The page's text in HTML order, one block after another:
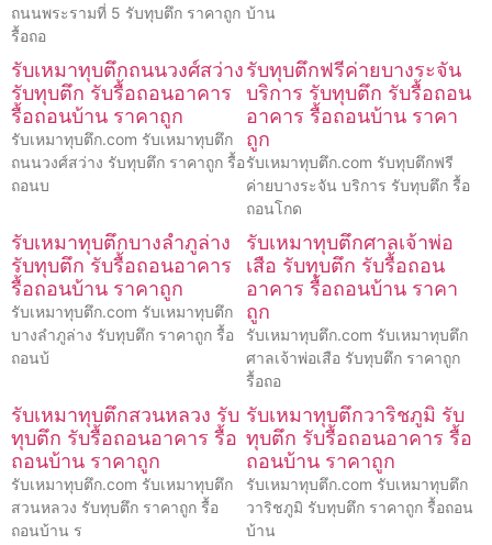
ถนนพระรามที่ 5 รับทุบตึก ราคาถูก
รื้อถอ
บ้าน
รับเหมาทุบตึกถนนวงศ์สว่าง
รับทุบตึก รับรื้อถอนอาคาร
รื้อถอนบ้าน ราคาถูก
รับเหมาทุบตึก.com รับเหมาทุบตึก
ถนนวงศ์สว่าง รับทุบตึก ราคาถูก รื้อ
ถอนบ
รับทุบตึกฟรีค่ายบางระจัน
บริการ รับทุบตึก รับรื้อถอน
อาคาร รื้อถอนบ้าน ราคา
ถูก
รับเหมาทุบตึก.com รับทุบตึกฟรี
ค่ายบางระจัน บริการ รับทุบตึก รื้อ
ถอนโกด
รับเหมาทุบตึกบางลำภูล่าง
รับทุบตึก รับรื้อถอนอาคาร
รื้อถอนบ้าน ราคาถูก
รับเหมาทุบตึก.com รับเหมาทุบตึก
บางลำภูล่าง รับทุบตึก ราคาถูก รื้อ
ถอนบ้
รับเหมาทุบตึกศาลเจ้าพ่อ
เสือ รับทุบตึก รับรื้อถอน
อาคาร รื้อถอนบ้าน ราคา
ถูก
รับเหมาทุบตึก.com รับเหมาทุบตึก
ศาลเจ้าพ่อเสือ รับทุบตึก ราคาถูก
รื้อถอ
รับเหมาทุบตึกสวนหลวง รับ
ทุบตึก รับรื้อถอนอาคาร รื้อ
ถอนบ้าน ราคาถูก
รับเหมาทุบตึก.com รับเหมาทุบตึก
สวนหลวง รับทุบตึก ราคาถูก รื้อ
ถอนบ้าน ร
รับเหมาทุบตึกวาริชภูมิ รับ
ทุบตึก รับรื้อถอนอาคาร รื้อ
ถอนบ้าน ราคาถูก
รับเหมาทุบตึก.com รับเหมาทุบตึก
วาริชภูมิ รับทุบตึก ราคาถูก รื้อถอน
บ้าน